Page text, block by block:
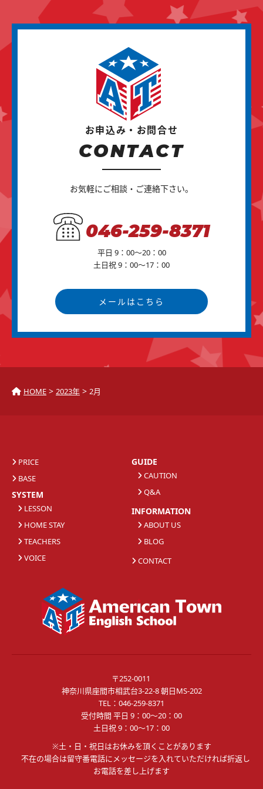
お申込み・お問合せ
CONTACT
お気軽にご相談・ご連絡下さい。
046-259-8371
平日 9：00～20：00
土日祝 9：00～17：00
メールはこちら
HOME > 2023年 > 2月
PRICE
BASE
SYSTEM
LESSON
HOME STAY
TEACHERS
VOICE
GUIDE
CAUTION
Q&A
INFORMATION
ABOUT US
BLOG
CONTACT
〒252-0011
神奈川県座間市相武台3-22-8 朝日MS-202
TEL： 046-259-8371
受付時間 平日 9：00～20：00
土日祝 9：00～17：00
※土・日・祝日はお休みを頂くことがあります
不在の場合は留守番電話にメッセージを入れていただければ折返し
お電話を差し上げます